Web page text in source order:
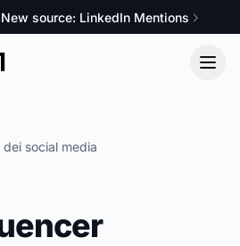
source: LinkedIn Mentions
dei social media